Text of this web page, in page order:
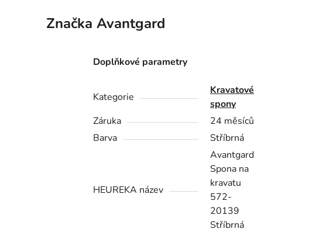
Značka Avantgard
Doplňkové parametry
Kategorie
Kravatové
spony
Záruka
24 měsíců
Barva
Stříbrná
HEUREKA název
Avantgard
Spona na
kravatu
572-
20139
Stříbrná